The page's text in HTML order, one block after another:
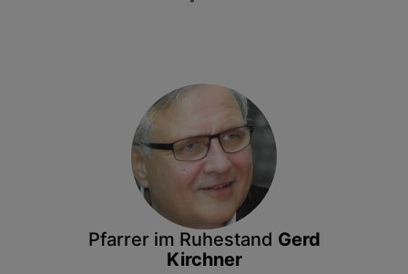
Pfarrer im Ruhestand Gerd
Kirchner